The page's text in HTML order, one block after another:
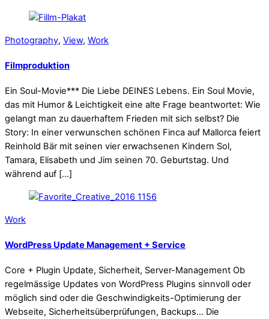
Photography, View, Work
Filmproduktion
Ein Soul-Movie*** Die Liebe DEINES Lebens. Ein Soul Movie,
das mit Humor & Leichtigkeit eine alte Frage beantwortet: Wie
gelangt man zu dauerhaftem Frieden mit sich selbst? Die
Story: In einer verwunschen schönen Finca auf Mallorca feiert
Reinhold Bär mit seinen vier erwachsenen Kindern Sol,
Tamara, Elisabeth und Jim seinen 70. Geburtstag. Und
während auf […]
Work
WordPress Update Management + Service
Core + Plugin Update, Sicherheit, Server-Management Ob
regelmässige Updates von WordPress Plugins sinnvoll oder
möglich sind oder die Geschwindigkeits-Optimierung der
Webseite, Sicherheitsüberprüfungen, Backups… Die